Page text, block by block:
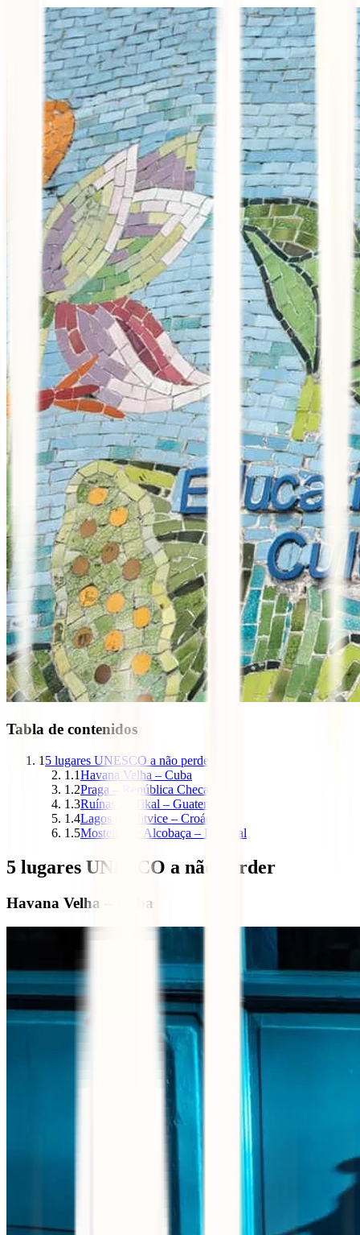
Tabla de contenidos
1 5 lugares UNESCO a não perder
1.1Havana Velha – Cuba
1.2Praga – República Checa
1.3Ruínas de Tikal – Guatemala
1.4Lagos de Plitvice – Croácia
1.5Mosteiro de Alcobaça – Portugal
5 lugares UNESCO a não perder
Havana Velha – Cuba